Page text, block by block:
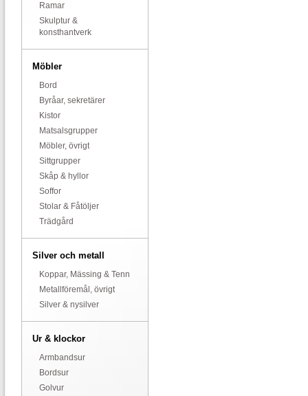
Ramar
Skulptur &
konsthantverk
Möbler
Bord
Byråar, sekretärer
Kistor
Matsalsgrupper
Möbler, övrigt
Sittgrupper
Skåp & hyllor
Soffor
Stolar & Fåtöljer
Trädgård
Silver och metall
Koppar, Mässing & Tenn
Metallföremål, övrigt
Silver & nysilver
Ur & klockor
Armbandsur
Bordsur
Golvur